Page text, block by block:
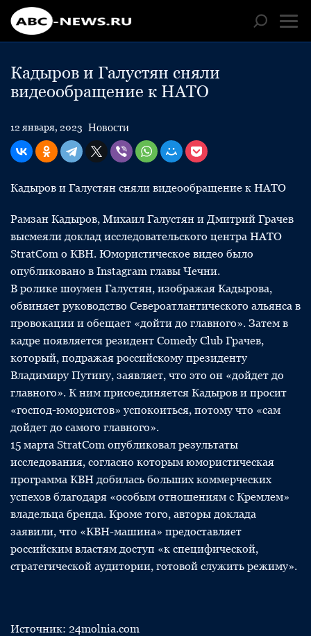
Кадыров и Галустян сняли
видеообращение к НАТО
12 января, 2023 Новости
Кадыров и Галустян сняли видеообращение к НАТО
Рамзан Кадыров, Михаил Галустян и Дмитрий Грачев
высмеяли доклад исследовательского центра НАТО
StratCom о КВН. Юмористическое видео было
опубликовано в Instagram главы Чечни.
В ролике шоумен Галустян, изображая Кадырова,
обвиняет руководство Североатлантического альянса в
провокации и обещает «дойти до главного». Затем в
кадре появляется резидент Comedy Club Грачев,
который, подражая российскому президенту
Владимиру Путину, заявляет, что это он «дойдет до
главного». К ним присоединяется Кадыров и просит
«господ-юмористов» успокоиться, потому что «сам
дойдет до самого главного».
15 марта StratCom опубликовал результаты
исследования, согласно которым юмористическая
программа КВН добилась больших коммерческих
успехов благодаря «особым отношениям с Кремлем»
владельца бренда. Кроме того, авторы доклада
заявили, что «КВН-машина» предоставляет
российским властям доступ «к специфической,
стратегической аудитории, готовой служить режиму».
Источник: 24molnia.com